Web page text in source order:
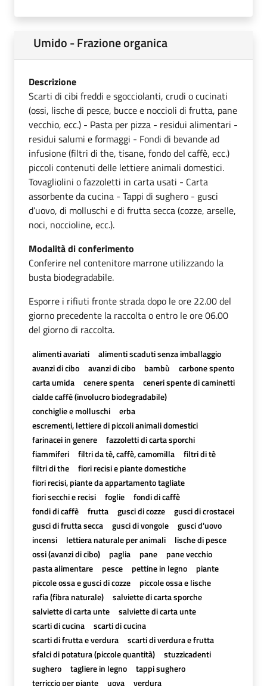
Umido - Frazione organica
Descrizione
Scarti di cibi freddi e sgocciolanti, crudi o cucinati
(ossi, lische di pesce, bucce e noccioli di frutta, pane
vecchio, ecc.) - Pasta per pizza - residui alimentari -
residui salumi e formaggi - Fondi di bevande ad
infusione (filtri di the, tisane, fondo del caffè, ecc.)
piccoli contenuti delle lettiere animali domestici.
Tovagliolini o fazzoletti in carta usati - Carta
assorbente da cucina - Tappi di sughero - gusci
d’uovo, di molluschi e di frutta secca (cozze, arselle,
noci, noccioline, ecc.).
Modalità di conferimento
Conferire nel contenitore marrone utilizzando la
busta biodegradabile.
Esporre i rifiuti fronte strada dopo le ore 22.00 del
giorno precedente la raccolta o entro le ore 06.00
del giorno di raccolta.
alimenti avariati
alimenti scaduti senza imballaggio
avanzi di cibo
avanzi di cibo bambù
carbone spento
carta umida
cenere spenta
ceneri spente di caminetti
cialde caffè (involucro biodegradabile)
conchiglie e molluschi
erba
escrementi, lettiere di piccoli animali domestici
farinacei in genere
fazzoletti di carta sporchi
fiammiferi
filtri da tè, caffè, camomilla
filtri di tè
filtri di the
fiori recisi e piante domestiche
fiori recisi, piante da appartamento tagliate
fiori secchi e recisi
foglie
fondi di caffè
fondi di caffè
frutta gusci di cozze
gusci di crostacei
gusci di frutta secca
gusci di vongole
gusci d'uovo
incensi
lettiera naturale per animali
lische di pesce
ossi (avanzi di cibo)
paglia pane
pane vecchio
pasta alimentare
pesce pettine in legno
piante
piccole ossa e gusci di cozze
piccole ossa e lische
rafia (fibra naturale)
salviette di carta sporche
salviette di carta unte
salviette di carta unte
scarti di cucina
scarti di cucina
scarti di frutta e verdura
scarti di verdura e frutta
sfalci di potatura (piccole quantità)
stuzzicadenti
sughero
tagliere in legno
tappi sughero
terriccio per piante
uova verdura